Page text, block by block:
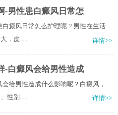
-男性患白癜风日常怎
癜风日常怎么护理呢？男性在生活
，皮.....
详情>>
-白癜风会给男性造成
给男性造成什么影响呢？白癜风，
性别.....
详情>>